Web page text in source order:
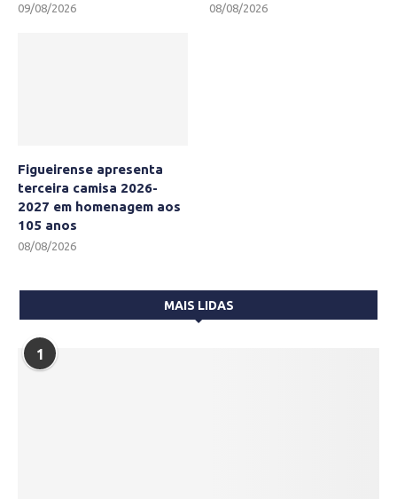
09/08/2026 08/08/2026
Figueirense apresenta
terceira camisa 2026-
2027 em homenagem aos
105 anos
08/08/2026
MAIS LIDAS
1